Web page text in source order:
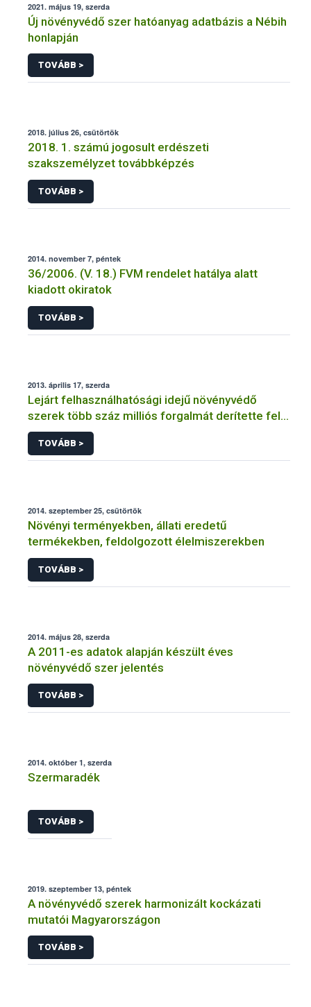
2021. május 19, szerda
Új növényvédő szer hatóanyag adatbázis a Nébih
honlapján
TOVÁBB >
2018. július 26, csütörtök
2018. 1. számú jogosult erdészeti
szakszemélyzet továbbképzés
TOVÁBB >
2014. november 7, péntek
36/2006. (V. 18.) FVM rendelet hatálya alatt
kiadott okiratok
TOVÁBB >
2013. április 17, szerda
Lejárt felhasználhatósági idejű növényvédő
szerek több száz milliós forgalmát derítette fel a
NÉBIH
TOVÁBB >
2014. szeptember 25, csütörtök
Növényi terményekben, állati eredetű
termékekben, feldolgozott élelmiszerekben
TOVÁBB >
2014. május 28, szerda
A 2011-es adatok alapján készült éves
növényvédő szer jelentés
TOVÁBB >
2014. október 1, szerda
Szermaradék
TOVÁBB >
2019. szeptember 13, péntek
A növényvédő szerek harmonizált kockázati
mutatói Magyarországon
TOVÁBB >